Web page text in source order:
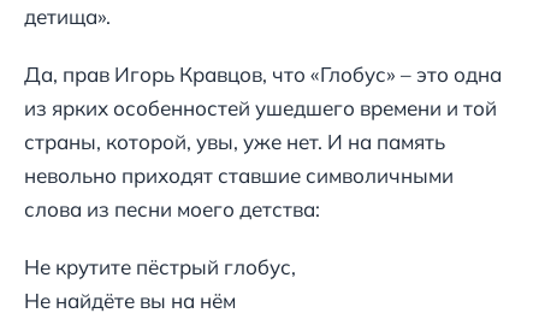
детища».
Да, прав Игорь Кравцов, что «Глобус» – это одна
из ярких особенностей ушедшего времени и той
страны, которой, увы, уже нет. И на память
невольно приходят ставшие символичными
слова из песни моего детства:
Не крутите пёстрый глобус,
Не найдёте вы на нём